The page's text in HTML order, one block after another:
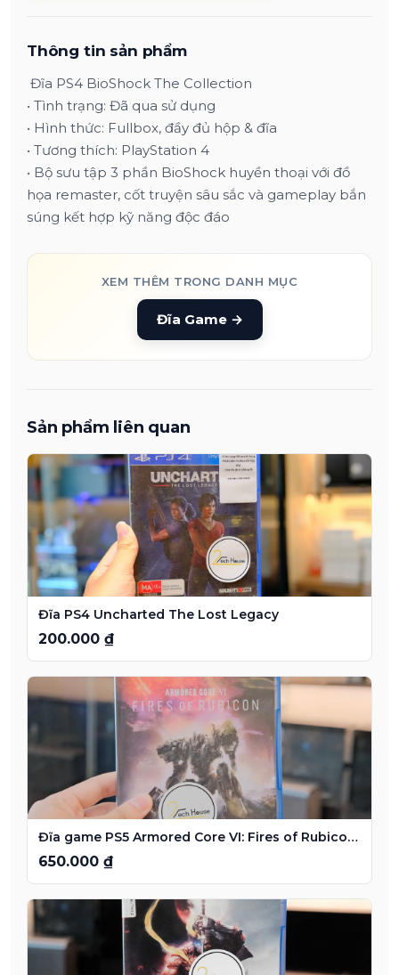
Thông tin sản phẩm
Đĩa PS4 BioShock The Collection
• Tình trạng: Đã qua sử dụng
• Hình thức: Fullbox, đầy đủ hộp & đĩa
• Tương thích: PlayStation 4
• Bộ sưu tập 3 phần BioShock huyền thoại với đồ
họa remaster, cốt truyện sâu sắc và gameplay bắn
súng kết hợp kỹ năng độc đáo
XEM THÊM TRONG DANH MỤC
Đĩa Game→
Sản phẩm liên quan
Đĩa PS4 Uncharted The Lost Legacy
200.000 ₫
Đĩa game PS5 Armored Core VI: Fires of Rubicon Hành động mech
650.000 ₫